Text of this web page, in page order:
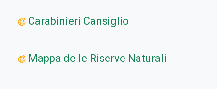
Carabinieri Cansiglio
Mappa delle Riserve Naturali